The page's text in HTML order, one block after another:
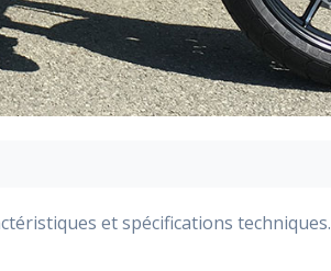
et spécifications techniques.